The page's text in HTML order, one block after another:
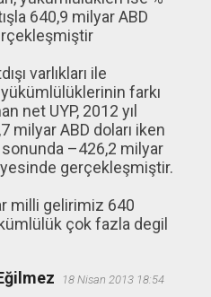
640,9 milyar ABD
varlıkları ile
yükümlülüklerinin farkı
net UYP, 2012 yıl
milyar ABD doları iken
sonunda –426,2 milyar
gerçekleşmiştir.
milli gelirimiz 640
çok fazla degil
18 Nisan 2013 18:54